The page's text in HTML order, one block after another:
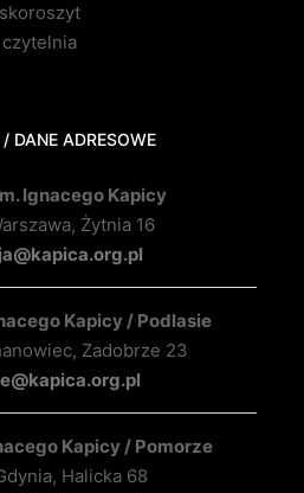
skoroszyt
czytelnia
DANE ADRESOWE
Ignacego Kapicy
Żytnia 16
Kapicy / Podlasie
Zadobrze 23
Kapicy / Pomorze
Halicka 68